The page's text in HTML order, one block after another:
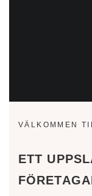
VÄLKOMMEN
ETT